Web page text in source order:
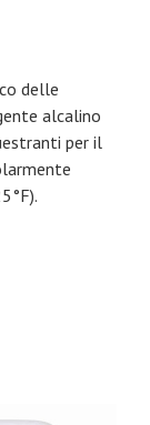
delle
alcalino
per il